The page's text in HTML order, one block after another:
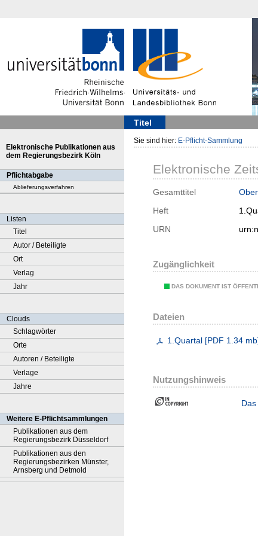
Titel
Elektronische Publikationen aus
dem Regierungsbezirk Köln
Pflichtabgabe
Ablieferungsverfahren
Listen
Titel
Autor / Beteiligte
Ort
Verlag
Jahr
Clouds
Schlagwörter
Orte
Autoren / Beteiligte
Verlage
Jahre
Weitere E-Pflichtsammlungen
Publikationen aus dem
Regierungsbezirk Düsseldorf
Publikationen aus den
Regierungsbezirken Münster,
Arnsberg und Detmold
Sie sind hier: E-Pflicht-Sammlung
Elektronische
Gesamttitel
Heft
URN
Zugänglichkeit
DAS DOKUMENT IST
Dateien
1.Quartal [PDF 1.34 mb
Nutzungshinweis